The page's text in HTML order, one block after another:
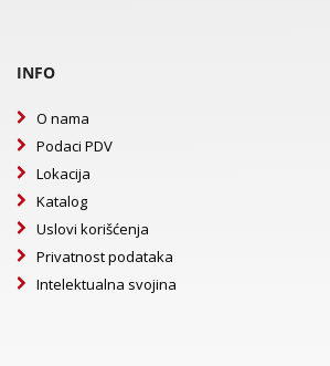
INFO
O nama
Podaci PDV
Lokacija
Katalog
Uslovi korišćenja
Privatnost podataka
Intelektualna svojina